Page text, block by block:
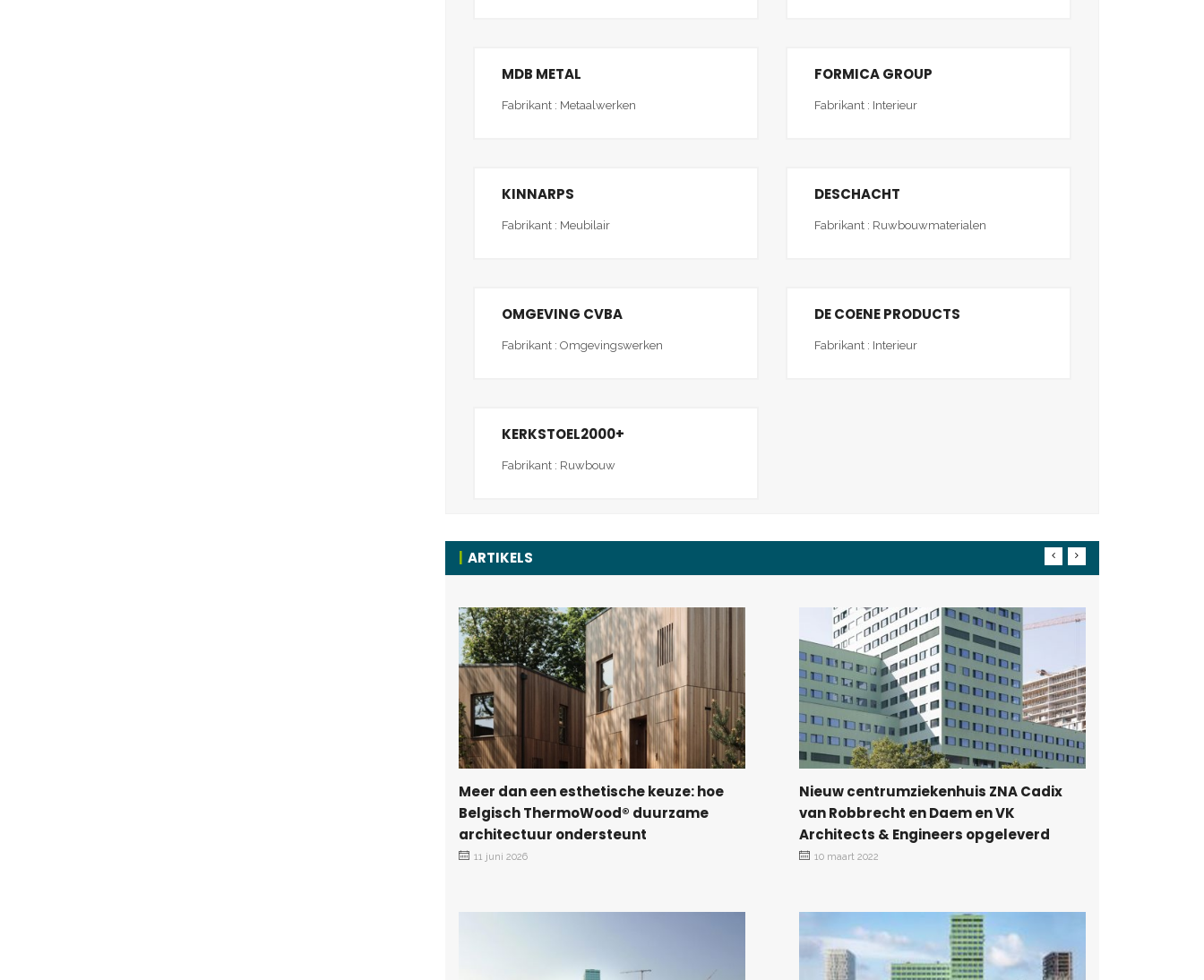
MDB METAL
Fabrikant : Metaalwerken
FORMICA GROUP
Fabrikant : Interieur
KINNARPS
Fabrikant : Meubilair
DESCHACHT
Fabrikant : Ruwbouwmaterialen
OMGEVING CVBA
Fabrikant : Omgevingswerken
DE COENE PRODUCTS
Fabrikant : Interieur
KERKSTOEL2000+
Fabrikant : Ruwbouw
ARTIKELS
Meer dan een esthetische keuze: hoe
Belgisch ThermoWood® duurzame
architectuur ondersteunt
11 juni 2026
Nieuw centrumziekenhuis ZNA Cadix
van Robbrecht en Daem en VK
Architects & Engineers opgeleverd
10 maart 2022